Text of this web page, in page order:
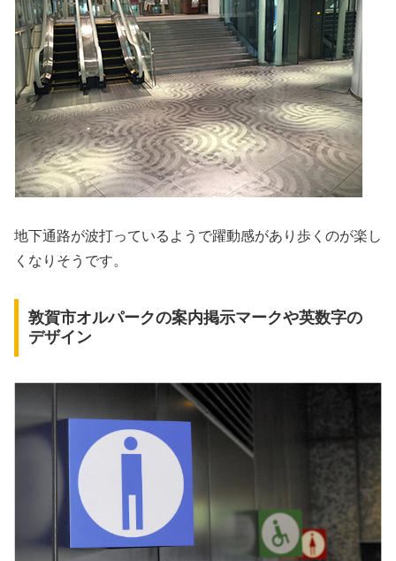
地下通路が波打っているようで躍動感があり歩くのが楽し
くなりそうです。
敦賀市オルパークの案内掲示マークや英数字の
デザイン